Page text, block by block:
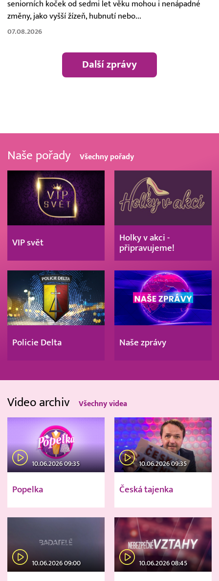
seniorních koček od sedmi let věku mohou i nenápadné
změny, jako vyšší žízeň, hubnutí nebo...
07.08.2026
Další zprávy
Naše pořady Všechny pořady
VIP svět
Holky v akci -
připravujeme!
Policie Delta Naše zprávy
Video archiv Všechny videa
10.06.2026 09:35
Popelka
10.06.2026 09:35
Česká tajenka
10.06.2026 09:00 10.06.2026 08:45